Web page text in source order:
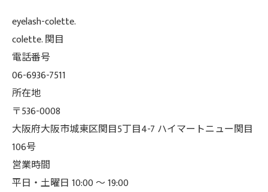
eyelash-colette.
colette. 関目
電話番号
06-6936-7511
所在地
〒536-0008
大阪府大阪市城東区関目5丁目4-7 ハイマートニュー関目
106号
営業時間
平日・土曜日 10:00 ～ 19:00